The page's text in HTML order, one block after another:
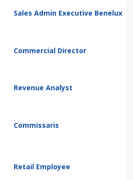
Sales Admin Executive Benelux
Commercial Director
Revenue Analyst
Commissaris
Retail Employee